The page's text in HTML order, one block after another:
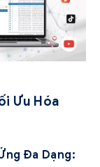
Ưu Hóa
Đa Dạng: